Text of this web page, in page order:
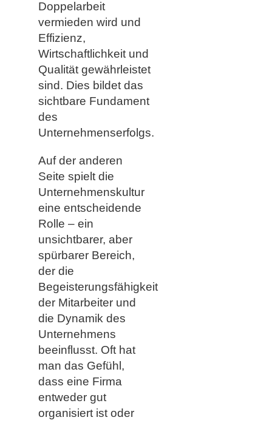
Doppelarbeit
vermieden wird und
Effizienz,
Wirtschaftlichkeit und
Qualität gewährleistet
sind. Dies bildet das
sichtbare Fundament
des
Unternehmenserfolgs.
Auf der anderen
Seite spielt die
Unternehmenskultur
eine entscheidende
Rolle – ein
unsichtbarer, aber
spürbarer Bereich,
der die
Begeisterungsfähigkeit
der Mitarbeiter und
die Dynamik des
Unternehmens
beeinflusst. Oft hat
man das Gefühl,
dass eine Firma
entweder gut
organisiert ist oder